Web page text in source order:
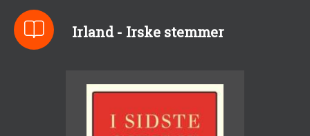
Irland - Irske stemmer